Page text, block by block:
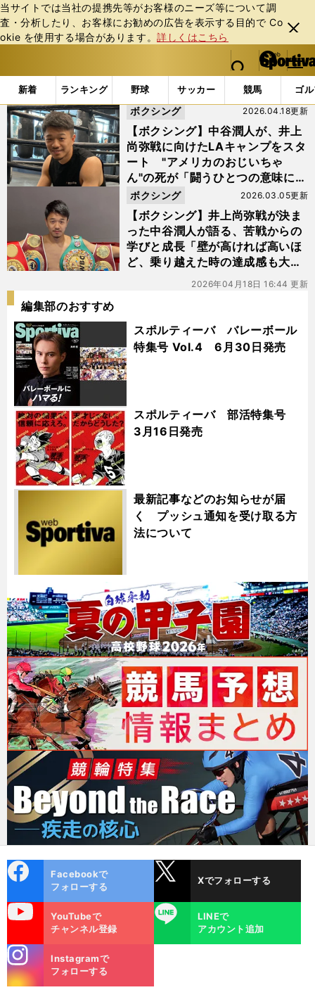
当サイトでは当社の提携先等がお客様のニーズ等について調
査・分析したり、お客様にお勧めの広告を表⽰する⽬的で Co
okie を使⽤する場合があります。詳しくはこちら
閉じ
る
web Sportiva (webスポルティーバ)
検索
マイペ
ー
ジ
メニュ
新着 ランキング 野球 サッカー 競馬 ゴ
b
ス
ポ
ル
テ
ィ
ー
バ
「#黒田雅之」の最新ニュース・ 情報
【ボクシング】中谷潤人が、井上
尚弥戦に向けたLAキャンプをスタ
ート "アメリカのおじいちゃ
ん"の死が「闘うひとつの意味にな
った」
2026.04.18更新
ボクシング
【ボクシング】井上尚弥戦が決ま
った中谷潤人が語る、苦戦からの
学びと成長「壁が高ければ高いほ
ど、乗り越えた時の達成感も大き
2026.03.05更新
ボクシング
2026年04月18日 16:44 更新
編集部のおすすめ
スポルティーバ バレーボール
特集号 Vol.4 6月30日発売
スポルティーバ 部活特集号
3月16日発売
最新記事などのお知らせが届
く プッシュ通知を受け取る方
法について
ok
Facebookで
フォローする
Xでフォローする
YouTubeで
チャンネル登録
LINE
LINEで
アカウント追加
m
Instagramで
フォローする